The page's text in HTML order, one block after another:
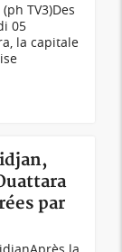
TV3)Des
05
la capitale
par